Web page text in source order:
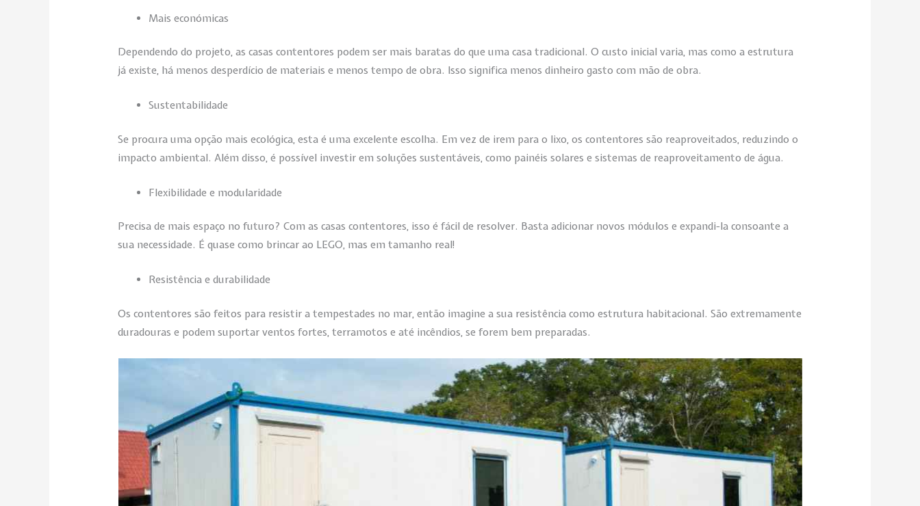
Mais económicas
Dependendo do projeto, as casas contentores podem ser mais baratas do que uma casa tradicional. O custo inicial varia, mas como a estrutura
já existe, há menos desperdício de materiais e menos tempo de obra. Isso significa menos dinheiro gasto com mão de obra.
Sustentabilidade
Se procura uma opção mais ecológica, esta é uma excelente escolha. Em vez de irem para o lixo, os contentores são reaproveitados, reduzindo o
impacto ambiental. Além disso, é possível investir em soluções sustentáveis, como painéis solares e sistemas de reaproveitamento de água.
Flexibilidade e modularidade
Precisa de mais espaço no futuro? Com as casas contentores, isso é fácil de resolver. Basta adicionar novos módulos e expandi-la consoante a
sua necessidade. É quase como brincar ao LEGO, mas em tamanho real!
Resistência e durabilidade
Os contentores são feitos para resistir a tempestades no mar, então imagine a sua resistência como estrutura habitacional. São extremamente
duradouras e podem suportar ventos fortes, terramotos e até incêndios, se forem bem preparadas.